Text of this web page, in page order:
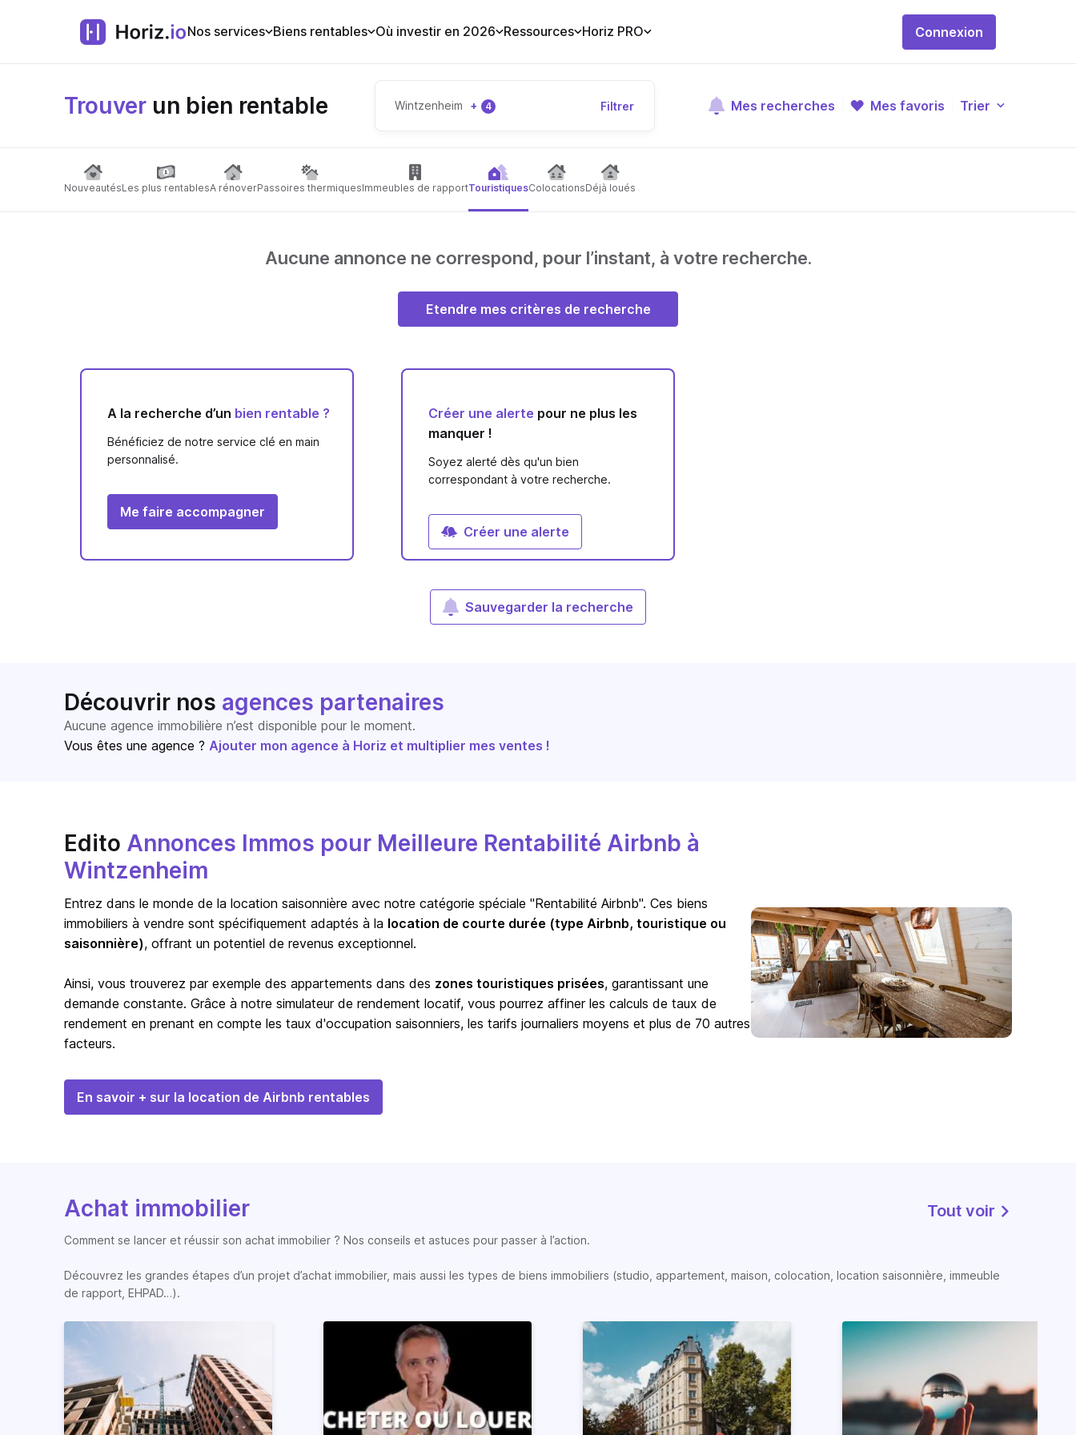
Nos services Biens rentables Où investir en 2026 Ressources Horiz PRO Connexion
Trouver un bien rentable Wintzenheim + 4 Filtrer Mes recherches Mes favoris Trier
NouveautésLes plus rentablesA rénoverPassoires thermiquesImmeubles de rapportTouristiquesColocationsDéjà loués
Aucune annonce ne correspond, pour l’instant, à votre recherche.
Etendre mes critères de recherche
A la recherche d’un bien rentable ?
Bénéficiez de notre service clé en main
personnalisé.
Me faire accompagner
Créer une alerte pour ne plus les
manquer !
Soyez alerté dès qu'un bien
correspondant à votre recherche.
Créer une alerte
Sauvegarder la recherche
Découvrir nos agences partenaires
Aucune agence immobilière n’est disponible pour le moment.
Vous êtes une agence ? Ajouter mon agence à Horiz et multiplier mes ventes !
Edito Annonces Immos pour Meilleure Rentabilité Airbnb à
Wintzenheim
Entrez dans le monde de la location saisonnière avec notre catégorie spéciale "Rentabilité Airbnb". Ces biens
immobiliers à vendre sont spécifiquement adaptés à la location de courte durée (type Airbnb, touristique ou
saisonnière), offrant un potentiel de revenus exceptionnel.
Ainsi, vous trouverez par exemple des appartements dans des zones touristiques prisées, garantissant une
demande constante. Grâce à notre simulateur de rendement locatif, vous pourrez affiner les calculs de taux de
rendement en prenant en compte les taux d'occupation saisonniers, les tarifs journaliers moyens et plus de 70 autres
facteurs.
En savoir + sur la location de Airbnb rentables
Achat immobilier Tout voir
Comment se lancer et réussir son achat immobilier ? Nos conseils et astuces pour passer à l’action.
Découvrez les grandes étapes d’un projet d’achat immobilier, mais aussi les types de biens immobiliers (studio, appartement, maison, colocation, location saisonnière, immeuble
de rapport, EHPAD…).